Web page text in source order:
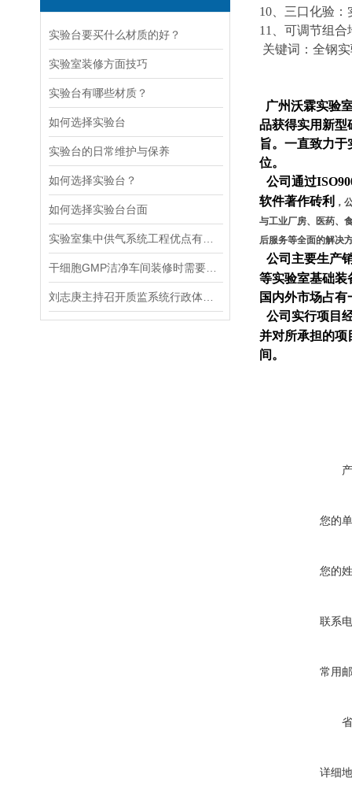
实验台要买什么材质的好？
实验室装修方面技巧
实验台有哪些材质？
如何选择实验台
实验台的日常维护与保养
如何选择实验台？
如何选择实验台台面
10、三口化验
11、可调节组
关键词：全钢
广州沃霖实验
品获得实用新型
旨。一直致力
位。
公司通过
软件著作砖利 ，
与工业厂房、医药、
后服务等全面的解决
公司主要生产
等实验室基础装
国内外市场占
公司实行项目
并对所承担的项
间。
您的
您的
联系
常用
详细